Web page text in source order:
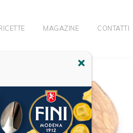
MAGAZINE CONTATTI